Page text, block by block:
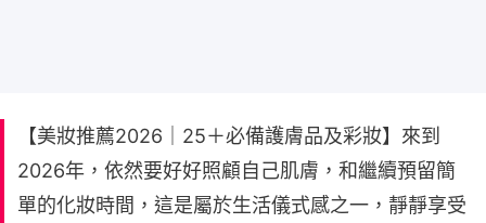
【美妝推薦2026｜25＋必備護膚品及彩妝】來到
2026年，依然要好好照顧自己肌膚，和繼續預留簡
單的化妝時間，這是屬於生活儀式感之一，靜靜享受